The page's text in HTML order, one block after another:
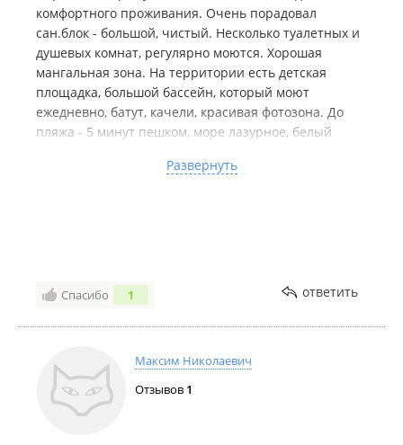
рекомендовать - не возникло.
комфортного проживания. Очень порадовал
сан.блок - большой, чистый. Несколько туалетных и
душевых комнат, регулярно моются. Хорошая
мангальная зона. На территории есть детская
площадка, большой бассейн, который моют
ежедневно, батут, качели, красивая фотозона. До
пляжа - 5 минут пешком, море лазурное, белый
машине. Само местоположение бухты очень
Недостатки:
Нет
Развернуть
Спасибо 1 ответить
Максим Николаевич
Отзывов 1